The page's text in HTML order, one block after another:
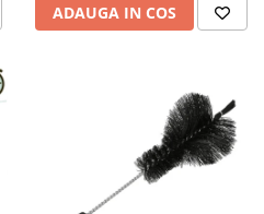
ADAUGA IN COS